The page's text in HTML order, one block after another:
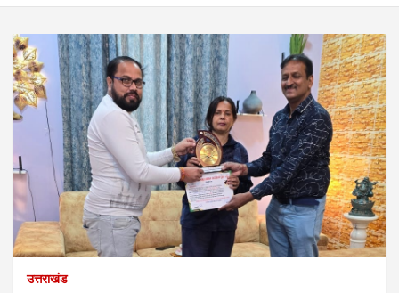
उत्तराखंड